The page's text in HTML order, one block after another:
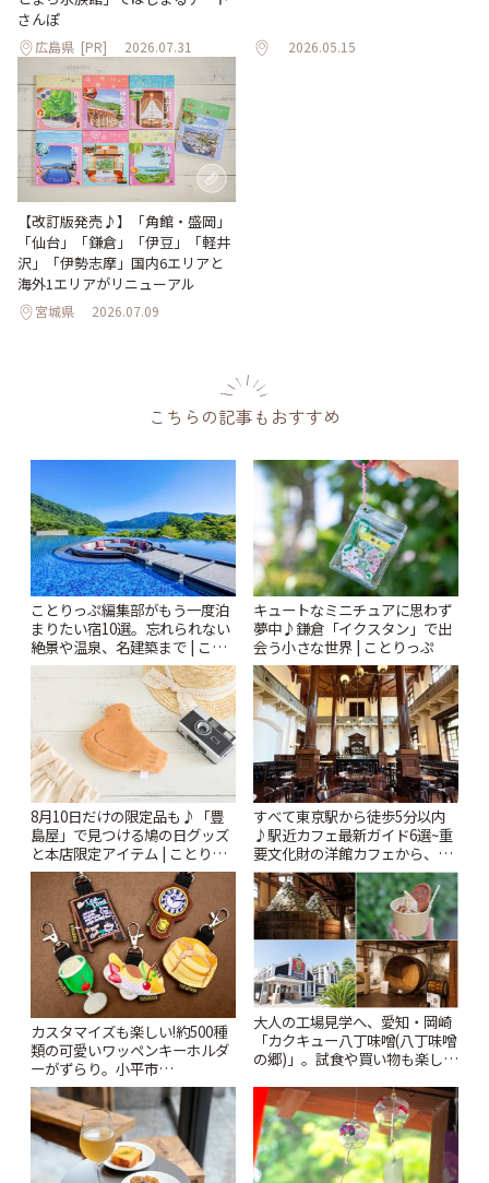
さんぽ
広島県 [PR] 2026.07.31 2026.05.15
【改訂版発売♪】「角館・盛岡」
「仙台」「鎌倉」「伊豆」「軽井
沢」「伊勢志摩」国内6エリアと
海外1エリアがリニューアル
宮城県 2026.07.09
こちらの記事もおすすめ
ことりっぷ編集部がもう一度泊
まりたい宿10選。忘れられない
絶景や温泉、名建築まで | こと
りっぷ
キュートなミニチュアに思わず
夢中♪鎌倉「イクスタン」で出
会う小さな世界 | ことりっぷ
8月10日だけの限定品も♪「豊
島屋」で見つける鳩の日グッズ
と本店限定アイテム | ことりっ
ぷ
すべて東京駅から徒歩5分以内
♪駅近カフェ最新ガイド6選~重
要文化財の洋館カフェから、改
札すぐのレトロ喫茶まで~ | こと
りっぷ
カスタマイズも楽しい!約500種
類の可愛いワッペンキーホルダ
ーがずらり。小平市
「Kimamaya T&K」 | ことりっ
ぷ
大人の工場見学へ、愛知・岡崎
「カクキュー八丁味噌(八丁味噌
の郷)」。試食や買い物も楽しみ